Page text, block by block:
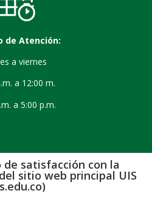
de Atención:
a viernes
a 12:00 m.
a 5:00 p.m.
de satisfacción con la
sitio web principal UIS